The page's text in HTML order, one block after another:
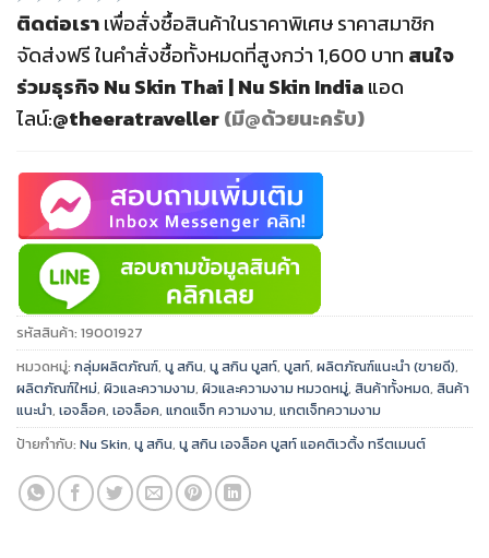
ติดต่อเราเพื่อสั่งซื้อสินค้าในราคาพิเศษ ราคาสมาชิก
จัดส่งฟรีในคำสั่งซื้อทั้งหมดที่สูงกว่า 1,600 บาท สนใจ
ร่วมธุรกิจNu Skin Thai | Nu Skin Indiaแอด
ไลน์:@theeratraveller(มี@ด้วยนะครับ)
รหัสสินค้า: 19001927
หมวดหมู่: กลุ่มผลิตภัณฑ์, นู สกิน, นู สกิน บูสท์, บูสท์, ผลิตภัณฑ์แนะนำ (ขายดี),
ผลิตภัณฑ์ใหม่, ผิวและความงาม, ผิวและความงาม หมวดหมู่, สินค้าทั้งหมด, สินค้า
แนะนำ, เอจล็อค, เอจล็อค, แกดแจ็ท ความงาม, แกตเจ็ทความงาม
ป้ายกำกับ: Nu Skin, นู สกิน, นู สกิน เอจล็อค บูสท์ แอคติเวติ้ง ทรีตเมนต์